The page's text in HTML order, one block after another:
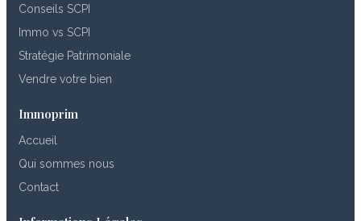
Conseils SCPI
Immo vs SCPI
Stratégie Patrimoniale
Vendre votre bien
Immoprim
Accueil
Qui sommes nous
Contact